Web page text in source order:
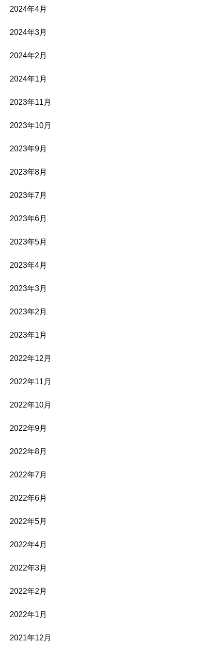
2024年4月
2024年3月
2024年2月
2024年1月
2023年11月
2023年10月
2023年9月
2023年8月
2023年7月
2023年6月
2023年5月
2023年4月
2023年3月
2023年2月
2023年1月
2022年12月
2022年11月
2022年10月
2022年9月
2022年8月
2022年7月
2022年6月
2022年5月
2022年4月
2022年3月
2022年2月
2022年1月
2021年12月